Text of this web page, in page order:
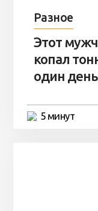
Разное
Этот
копал
один день
5 минут